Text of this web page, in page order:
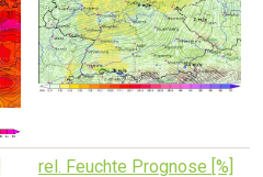
rel. Feuchte Prognose [%]